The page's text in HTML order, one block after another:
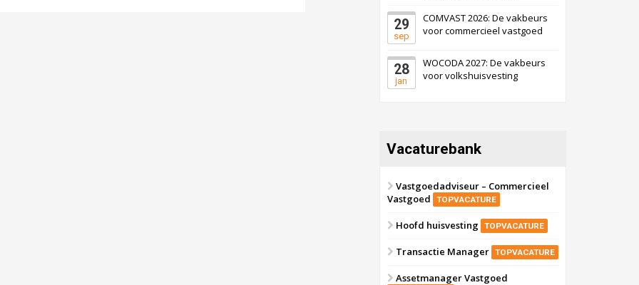
29
sep
COMVAST 2026: De vakbeurs
voor commercieel vastgoed
28
jan
WOCODA 2027: De vakbeurs
voor volkshuisvesting
Vacaturebank
Vastgoedadviseur – Commercieel
Vastgoed
TOPVACATURE
Hoofd huisvesting TOPVACATURE
Transactie Manager TOPVACATURE
Assetmanager Vastgoed